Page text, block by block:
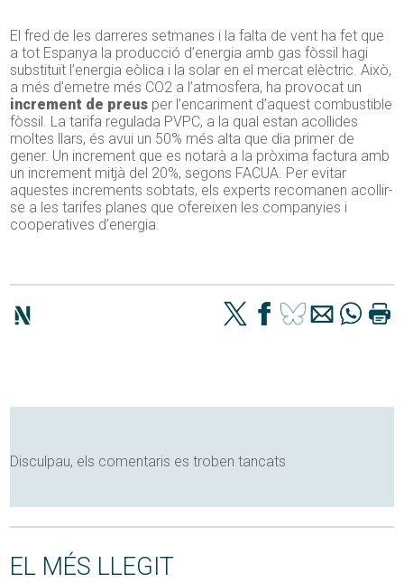
El fred de les darreres setmanes i la falta de vent ha fet que
a tot Espanya la producció d’energia amb gas fòssil hagi
substituït l’energia eòlica i la solar en el mercat elèctric. Això,
a més d’emetre més CO2 a l’atmosfera, ha provocat un
increment de preus per l’encariment d’aquest combustible
fòssil. La tarifa regulada PVPC, a la qual estan acollides
moltes llars, és avui un 50% més alta que dia primer de
gener. Un increment que es notarà a la pròxima factura amb
un increment mitjà del 20%, segons FACUA. Per evitar
aquestes increments sobtats, els experts recomanen acollir-
se a les tarifes planes que ofereixen les companyies i
cooperatives d’energia.
Disculpau, els comentaris es troben tancats
EL MÉS LLEGIT